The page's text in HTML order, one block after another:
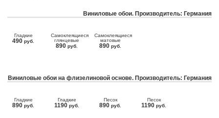
Виниловые обои. Производитель: Германия
Гладкие
490 руб.
Самоклеящиеся
глянцевые
890 руб.
Самоклеящиеся
матовые
890 руб.
Виниловые обои на флизелиновой основе. Производитель: Германия
Гладкие
890 руб.
Гладкие
1190 руб.
Песок
890 руб.
Песок
1190 руб.